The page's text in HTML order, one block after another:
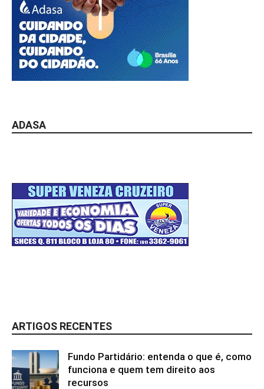
ADASA
ARTIGOS RECENTES
Fundo Partidário: entenda o que é, como
funciona e quem tem direito aos
recursos